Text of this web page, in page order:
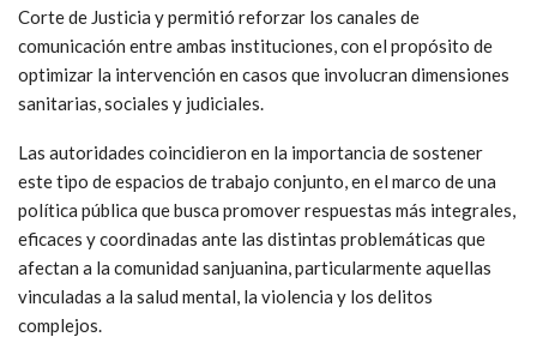
Corte de Justicia y permitió reforzar los canales de
comunicación entre ambas instituciones, con el propósito de
optimizar la intervención en casos que involucran dimensiones
sanitarias, sociales y judiciales.
Las autoridades coincidieron en la importancia de sostener
este tipo de espacios de trabajo conjunto, en el marco de una
política pública que busca promover respuestas más integrales,
eficaces y coordinadas ante las distintas problemáticas que
afectan a la comunidad sanjuanina, particularmente aquellas
vinculadas a la salud mental, la violencia y los delitos
complejos.